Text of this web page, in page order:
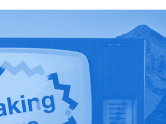
sono proseguite: dai giochi nei
al Kosis e ai rilassanti After Shred
si sono concluse naturalmente in
partecipato 1.461 persone
paesi, tra cui 265 negozi.Scopri i
storica di SHOPS 1
a Hochfügen dal 17 al 19